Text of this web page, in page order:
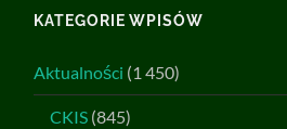
KATEGORIE WPISÓW
Aktualności (1 450)
CKIS (845)